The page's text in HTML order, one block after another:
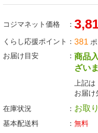
コジマネット価格
くらし応援ポイント 381
お届け目安
商品
ざい
上記は
お届け
在庫状況
お取
基本配送料
無料